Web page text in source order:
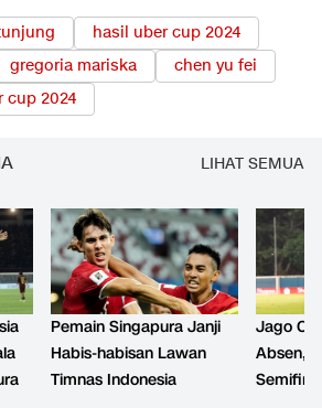
hasil uber cup 2024
gregoria mariska
chen yu fei
cup 2024
LIHAT SEMUA
Pemain Singapura Janji
Habis-habisan Lawan
Timnas Indonesia
Jago
Absen,